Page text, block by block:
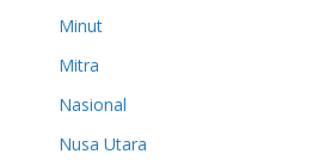
Minut
Mitra
Nasional
Nusa Utara